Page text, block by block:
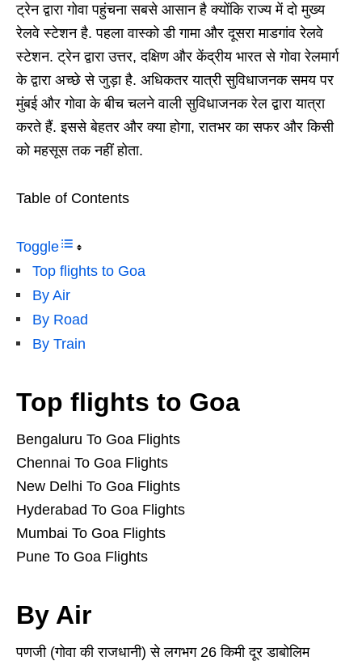
ट्रेन द्वारा गोवा पहुंचना सबसे आसान है क्योंकि राज्य में दो मुख्य
रेलवे स्टेशन है. पहला वास्को डी गामा और दूसरा माडगांव रेलवे
स्टेशन. ट्रेन द्वारा उत्तर, दक्षिण और केंद्रीय भारत से गोवा रेलमार्ग
के द्वारा अच्छे से जुड़ा है. अधिकतर यात्री सुविधाजनक समय पर
मुंबई और गोवा के बीच चलने वाली सुविधाजनक रेल द्वारा यात्रा
करते हैं. इससे बेहतर और क्या होगा, रातभर का सफर और किसी
को महसूस तक नहीं होता.
Table of Contents
Toggle
Top flights to ​Goa
By Air
By Road
By Train
Top flights to ​Goa
Bengaluru To Goa Flights
Chennai To Goa Flights
New Delhi To Goa Flights
Hyderabad To Goa Flights
Mumbai To Goa Flights
Pune To Goa Flights
By Air
पणजी (गोवा की राजधानी) से लगभग 26 किमी दूर डाबोलिम